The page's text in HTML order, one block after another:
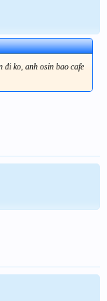
đi ko, anh osin bao cafe